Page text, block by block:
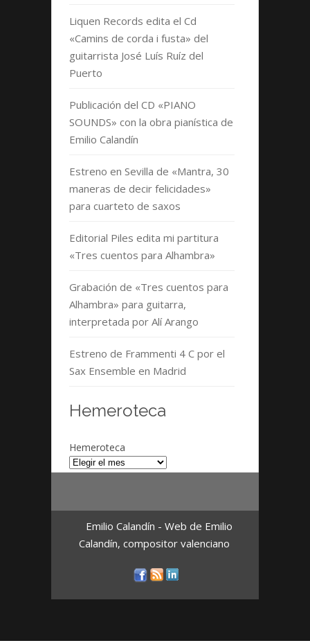
Liquen Records edita el Cd
«Camins de corda i fusta» del
guitarrista José Luís Ruíz del
Puerto
Publicación del CD «PIANO
SOUNDS» con la obra pianística de
Emilio Calandín
Estreno en Sevilla de «Mantra, 30
maneras de decir felicidades»
para cuarteto de saxos
Editorial Piles edita mi partitura
«Tres cuentos para Alhambra»
Grabación de «Tres cuentos para
Alhambra» para guitarra,
interpretada por Alí Arango
Estreno de Frammenti 4 C por el
Sax Ensemble en Madrid
Hemeroteca
Hemeroteca
Emilio Calandín - Web de Emilio
Calandín, compositor valenciano